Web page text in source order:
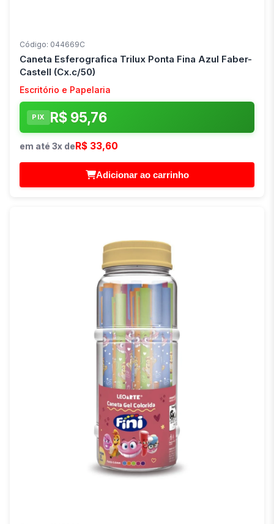
Código: 044669C
Caneta Esferografica Trilux Ponta Fina Azul Faber-
Castell (Cx.c/50)
Escritório e Papelaria
PIX R$ 95,76
em até 3x de R$ 33,60
Adicionar ao carrinho